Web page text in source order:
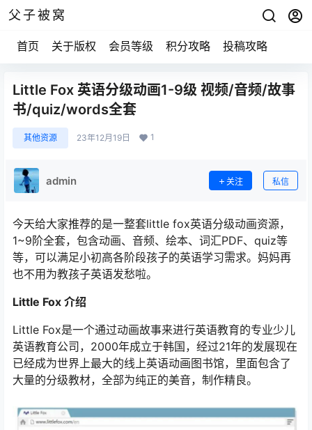
父子被窝
首页 关于版权 会员等级 积分攻略 投稿攻略
Little Fox 英语分级动画1-9级 视频/音频/故事
书/quiz/words全套
其他资源 23年12月19日 1
admin 关注 私信
今天给大家推荐的是一整套little fox英语分级动画资源，
1~9阶全套，包含动画、音频、绘本、词汇PDF、quiz等
等，可以满足小初高各阶段孩子的英语学习需求。妈妈再
也不用为教孩子英语发愁啦。
Little Fox 介绍
Little Fox是一个通过动画故事来进行英语教育的专业少儿
英语教育公司，2000年成立于韩国，经过21年的发展现在
已经成为世界上最大的线上英语动画图书馆，里面包含了
大量的分级教材，全部为纯正的美音，制作精良。